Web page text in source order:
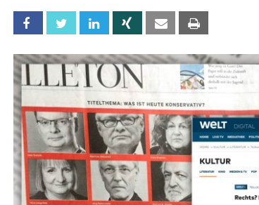
Facebook Twitter Linkedin Xing Email